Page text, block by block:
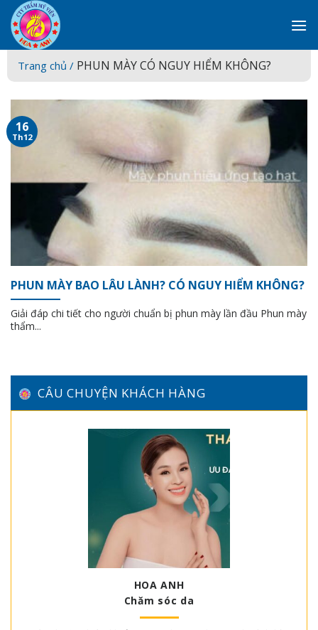
Skip
to
content
Trang chủ / PHUN MÀY CÓ NGUY HIỂM KHÔNG?
PHUN MÀY BAO LÂU LÀNH? CÓ NGUY HIỂM KHÔNG?
Giải đáp chi tiết cho người chuẩn bị phun mày lần đầu Phun mày
thẩm...
16
Th12
CÂU CHUYỆN KHÁCH HÀNG
HOA ANH
Chăm sóc da